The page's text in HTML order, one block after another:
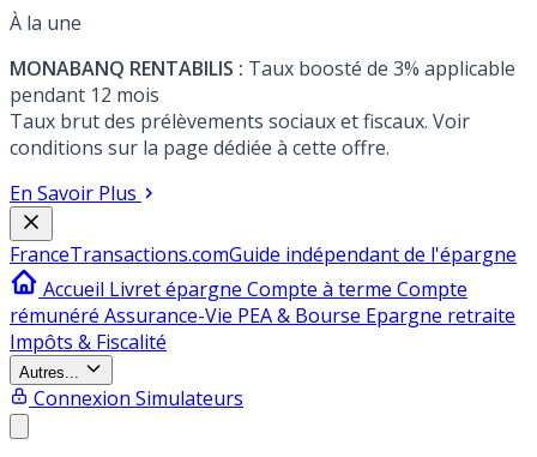
À la une
MONABANQ RENTABILIS : Taux boosté de 3% applicable
pendant 12 mois
Taux brut des prélèvements sociaux et fiscaux. Voir
conditions sur la page dédiée à cette offre.
En Savoir Plus
FranceTransactions.comGuide indépendant de l'épargne
Accueil Livret épargne Compte à terme Compte
rémunéré Assurance-Vie PEA & Bourse Epargne retraite
Impôts & Fiscalité
Autres...
Connexion Simulateurs